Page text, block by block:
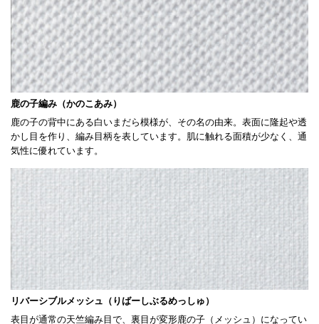
鹿の子編み（かのこあみ）
鹿の子の背中にある白いまだら模様が、その名の由来。表面に隆起や透
かし目を作り、編み目柄を表しています。肌に触れる面積が少なく、通
気性に優れています。
リバーシブルメッシュ（りばーしぶるめっしゅ）
表目が通常の天竺編み目で、裏目が変形鹿の子（メッシュ）になってい